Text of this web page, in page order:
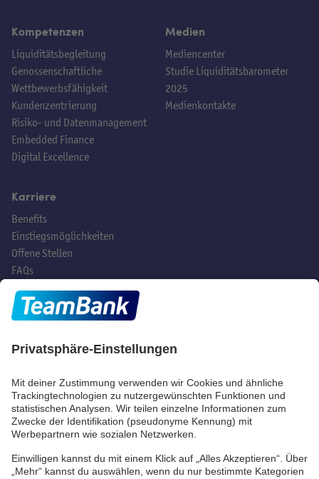
Kompetenzen
Liquiditätsbegleitung
Genossenschaftliche
Wettbewerbsfähigkeit
Kundenzentrierung
Risiko- und Datenmanagement
Embedded Finance
Digital Excellence
Medien
Mediencenter
Studie Liquiditätsbarometer
2025
Medienkontakte
Karriere
Benefits
Einstiegsmöglichkeiten
Offene Stellen
FAQs
Hast du noch Fragen?
Beuthener Str. 25
Telefon:+49 (0) 911/53 90-
2000
E-Mail:info@teambank.de
Beschwerde
Datenschutz